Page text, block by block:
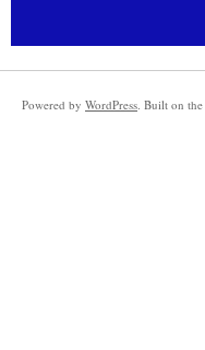
Powered by WordPress. Built on the